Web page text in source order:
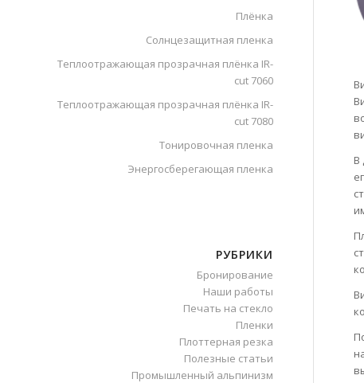
В
Плёнка
Солнцезащитная пленка
Теплоотражающая прозрачная плёнка IR-
cut 7060
Теплоотражающая прозрачная плёнка IR-
cut 7080
Тонировочная пленка
Энергосберегающая пленка
РУБРИКИ
Бронирование
Наши работы
Печать на стекло
Пленки
Плоттерная резка
Полезные статьи
Промышленный альпинизм